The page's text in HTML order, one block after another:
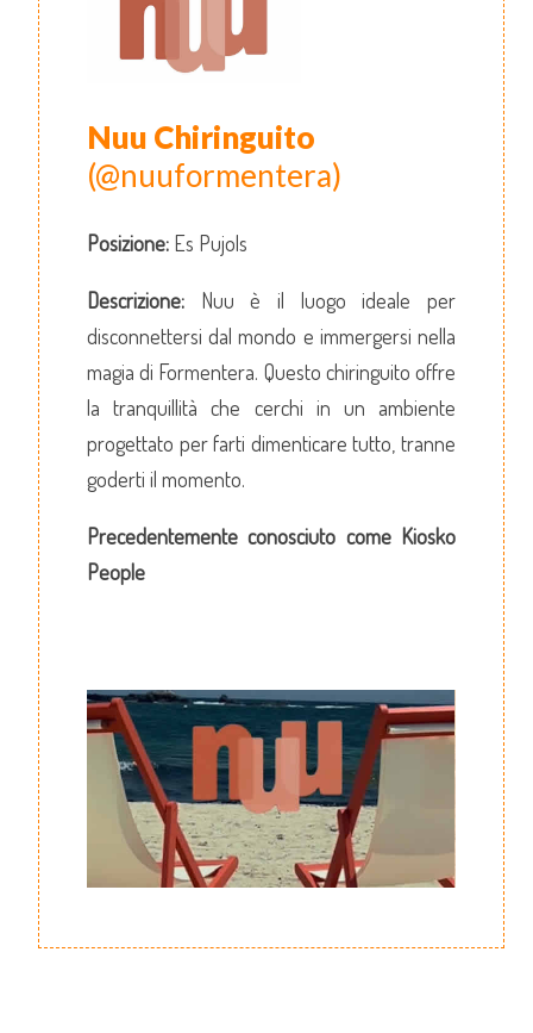
Nuu Chiringuito
(@nuuformentera)
Posizione: Es Pujols
Descrizione: Nuu è il luogo ideale per
disconnettersi dal mondo e immergersi nella
magia di Formentera. Questo chiringuito offre
la tranquillità che cerchi in un ambiente
progettato per farti dimenticare tutto, tranne
goderti il momento.
Precedentemente conosciuto come Kiosko
People